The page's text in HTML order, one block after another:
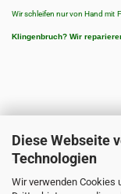
Diese Webseite
Technologien
Wir verwenden Cookies
Wir schleifen nur von Hand mit
Klingenbruch? Wir
ZAHLUNGSARTEN
Zahlungsarten: